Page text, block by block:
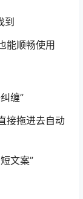
到
能顺畅使用
缠”
接拖进去自动
文案”